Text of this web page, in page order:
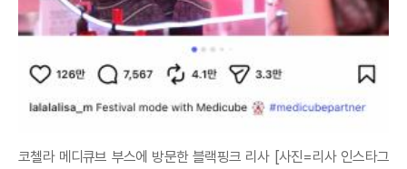
코첼라 메디큐브 부스에 방문한 블랙핑크 리사 [사진=리사 인스타그